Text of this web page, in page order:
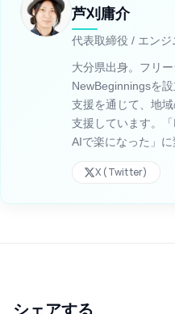
芦刈庸介
代表取締役 / エンジ
大分県出身。フリ
NewBeginningsを
支援を通じて、地
支援しています。
AIで楽になった」に
X (Twitter)
シェアする